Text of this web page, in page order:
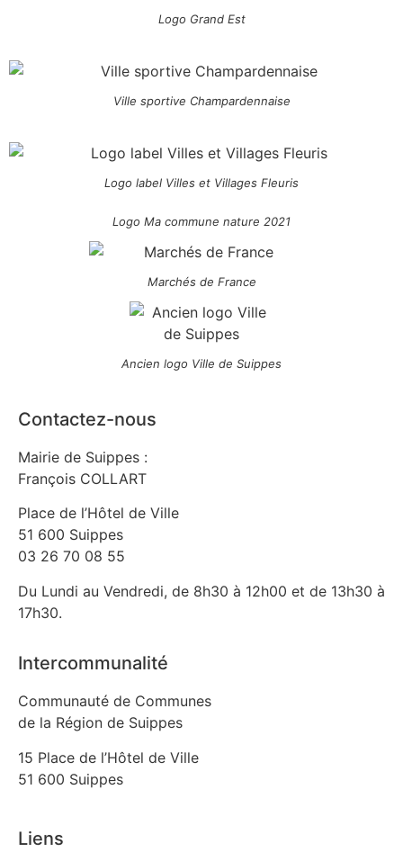
Logo Grand Est
Ville sportive Champardennaise
Logo label Villes et Villages Fleuris
Logo Ma commune nature 2021
Marchés de France
Ancien logo Ville de Suippes
Contactez-nous
Mairie de Suippes :
François COLLART
Place de l’Hôtel de Ville
51 600 Suippes
03 26 70 08 55
Du Lundi au Vendredi, de 8h30 à 12h00 et de 13h30 à
17h30.
Intercommunalité
Communauté de Communes
de la Région de Suippes
15 Place de l’Hôtel de Ville
51 600 Suippes
Liens